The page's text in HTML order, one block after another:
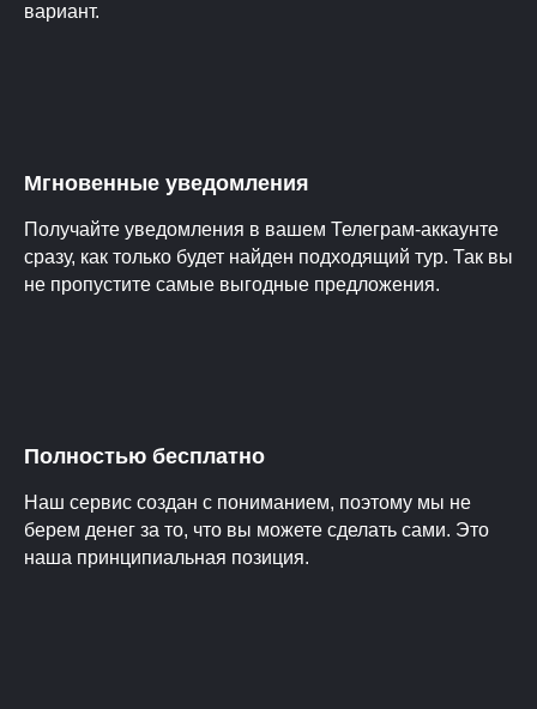
вариант.
Мгновенные уведомления
Получайте уведомления в вашем Телеграм-аккаунте
сразу, как только будет найден подходящий тур. Так вы
не пропустите самые выгодные предложения.
Полностью бесплатно
Наш сервис создан с пониманием, поэтому мы не
берем денег за то, что вы можете сделать сами. Это
наша принципиальная позиция.